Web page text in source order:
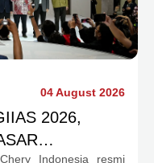
04 August 2026
2026,
Indonesia resmi